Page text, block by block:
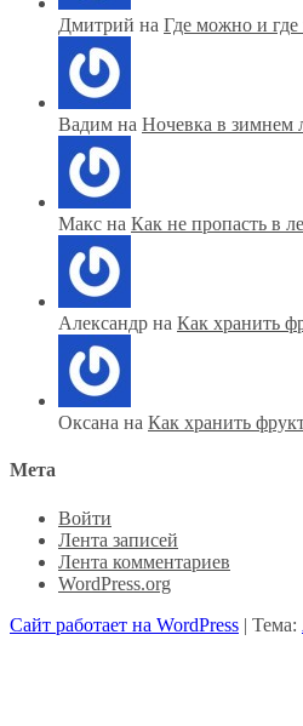
Дмитрий на Где можно и где
Вадим на Ночевка в зимнем
Макс на Как не пропасть в
Александр на Как хранить
Оксана на Как хранить
Мета
Войти
Лента записей
Лента комментариев
WordPress.org
Сайт работает на WordPress | Тема: